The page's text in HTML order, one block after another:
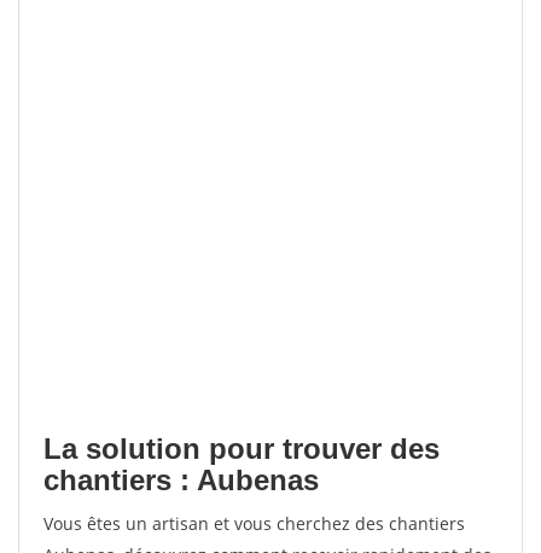
La solution pour trouver des
chantiers : Aubenas
Vous êtes un artisan et vous cherchez des chantiers